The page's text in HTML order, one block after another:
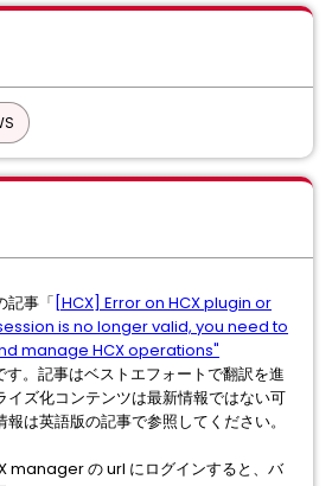
記事「 [HCX] Error on HCX plugin or
is no longer valid, you need to
manage HCX operations"
す。記事はベストエフォートで翻訳を進
イズ化コンテンツは最新情報ではない可
は英語版の記事で参照してください。
manager の url にログインすると、バ